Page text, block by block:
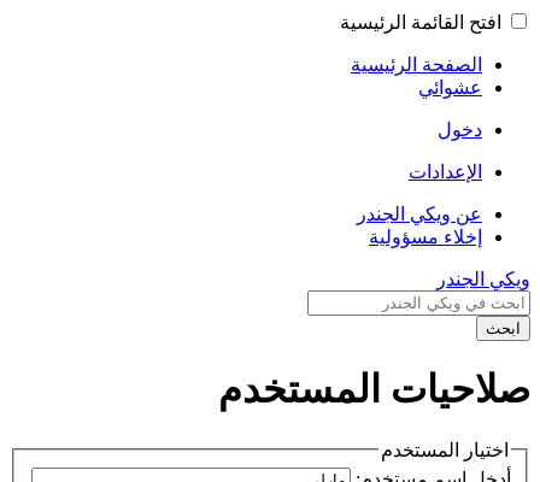
افتح القائمة الرئيسية
الصفحة الرئيسية
عشوائي
دخول
الإعدادات
عن ويكي الجندر
إخلاء مسؤولية
ويكي الجندر
ابحث
صلاحيات المستخدم
اختيار المستخدم